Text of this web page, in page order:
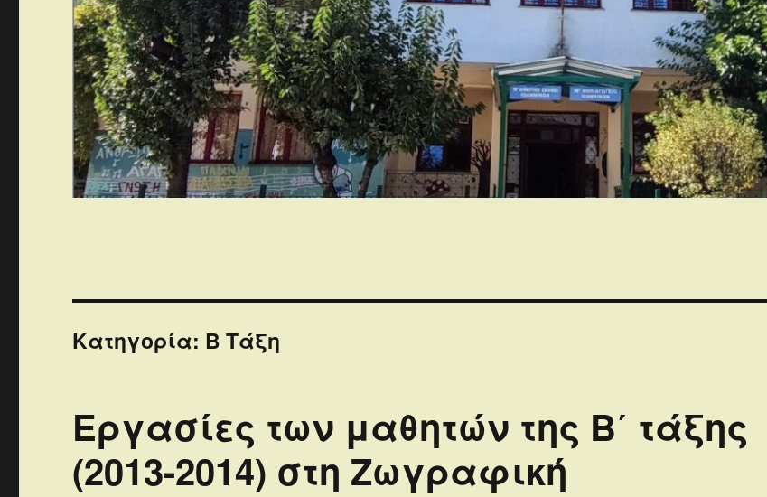
Κατηγορία: Β Τάξη
Εργασίες των μαθητών της B΄ τάξης
(2013-2014) στη Ζωγραφική